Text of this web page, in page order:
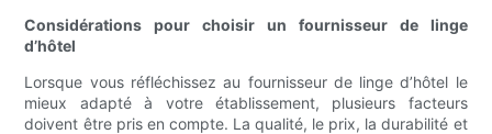
Considérations pour choisir un fournisseur de linge
d’hôtel
Lorsque vous réfléchissez au fournisseur de linge d’hôtel le
mieux adapté à votre établissement, plusieurs facteurs
doivent être pris en compte. La qualité, le prix, la durabilité et